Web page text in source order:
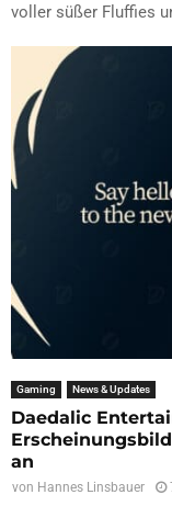
voller süßer Fluffies
Gaming News & Updates
Daedalic
an
von Hannes Linsbauer